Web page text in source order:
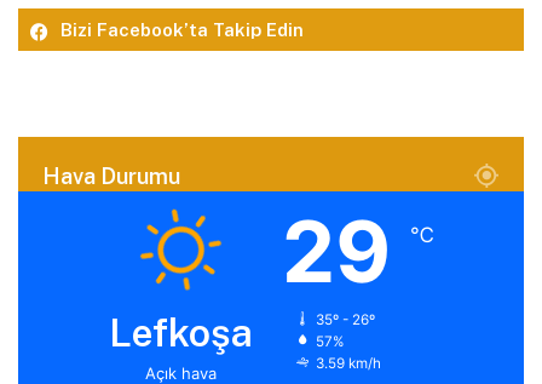
Bizi Facebook’ta Takip Edin
Hava Durumu
Lefkoşa
Açık hava
29 ℃
35º - 26º
57%
3.59 km/h